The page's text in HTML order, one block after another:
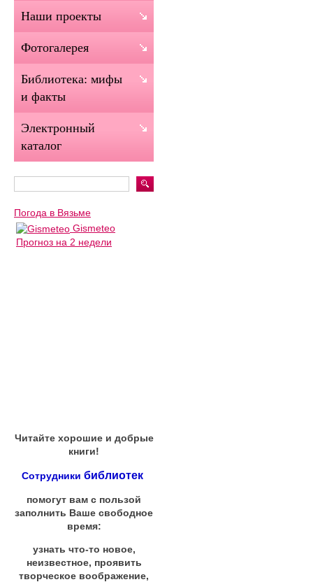
Наши проекты
Фотогалерея
Библиотека: мифы
и факты
Электронный
каталог
Погода в Вязьме
Gismeteo
Прогноз на 2 недели
Читайте хорошие и добрые
книги!
Сотрудники библиотек
помогут вам с пользой
заполнить Ваше свободное
время:
узнать что-то новое,
неизвестное, проявить
творческое воображение,